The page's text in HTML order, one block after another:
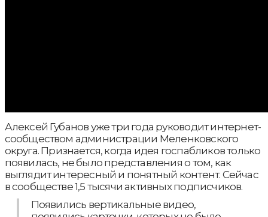
Алексей Губанов уже три года руководит интернет-
сообществом администрации Меленковского
округа. Признается, когда идея госпабликов только
появилась, не было представления о том, как
выглядит интересный и понятный контент. Сейчас
в сообществе 1,5 тысячи активных подписчиков.
Появились вертикальные видео,